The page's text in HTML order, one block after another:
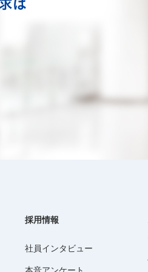
採用情報
社員インタビュー